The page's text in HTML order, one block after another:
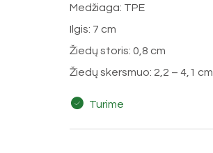
Medžiaga: TPE
Ilgis: 7 cm
Žiedų storis: 0,8 cm
Žiedų skersmuo: 2,2 – 4,1 cm
Turime